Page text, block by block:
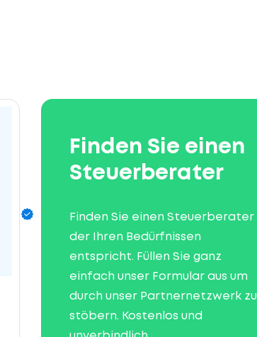
Finden Sie einen
Steuerberater
Finden Sie einen Steuerberater
der Ihren Bedürfnissen
entspricht. Füllen Sie ganz
einfach unser Formular aus um
durch unser Partnernetzwerk zu
stöbern. Kostenlos und